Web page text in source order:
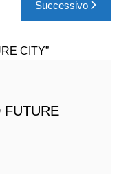
Successivo
FUTURE